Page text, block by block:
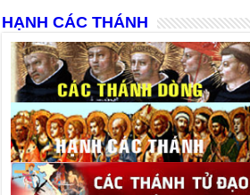
HẠNH CÁC THÁNH